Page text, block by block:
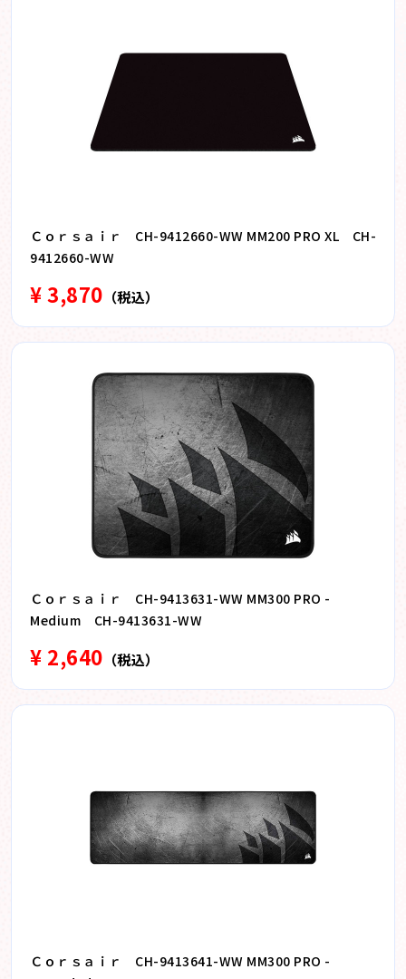
Ｃｏｒｓａｉｒ CH-9412660-WW MM200 PRO XL CH-
9412660-WW
¥ 3,870 （税込）
Ｃｏｒｓａｉｒ CH-9413631-WW MM300 PRO -
Medium CH-9413631-WW
¥ 2,640 （税込）
Ｃｏｒｓａｉｒ CH-9413641-WW MM300 PRO -